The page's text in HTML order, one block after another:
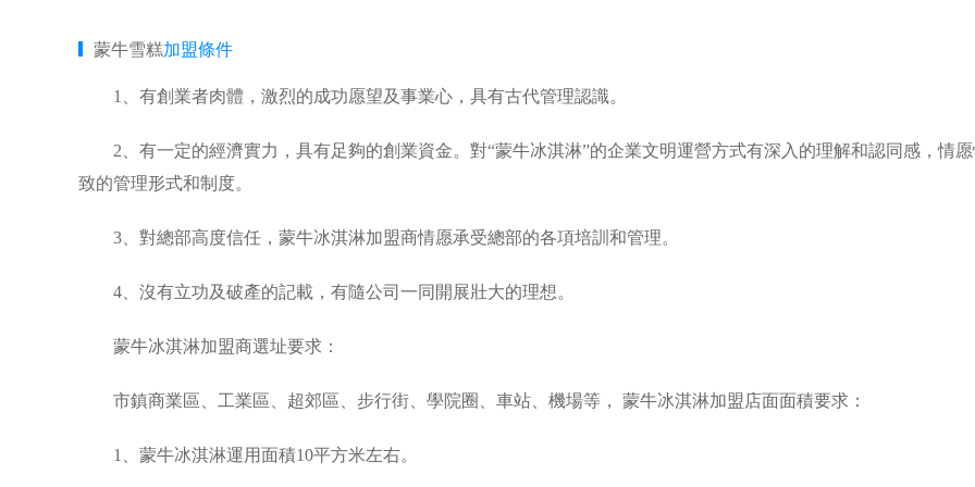
蒙牛雪糕加盟條件
1、有創業者肉體，激烈的成功愿望及事業心，具有古代管理認識。
2、有一定的經濟實力，具有足夠的創業資金。對“蒙牛冰淇淋”的企業文明運營方式有深入的理解和認同感，情愿
致的管理形式和制度。
3、對總部高度信任，蒙牛冰淇淋加盟商情愿承受總部的各項培訓和管理。
4、沒有立功及破產的記載，有隨公司一同開展壯大的理想。
蒙牛冰淇淋加盟商選址要求：
市鎮商業區、工業區、超郊區、步行街、學院圈、車站、機場等， 蒙牛冰淇淋加盟店面面積要求：
1、蒙牛冰淇淋運用面積10平方米左右。